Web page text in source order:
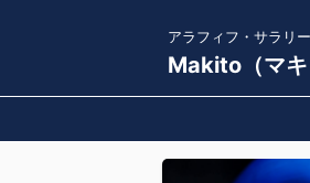
アラフィフ・サラリ
Makito（マ